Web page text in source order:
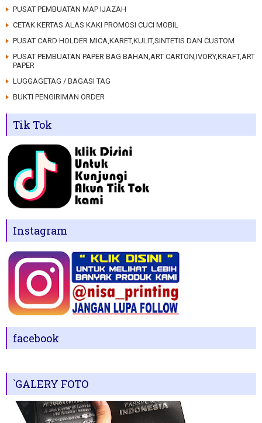
PUSAT PEMBUATAN MAP IJAZAH
CETAK KERTAS ALAS KAKI PROMOSI CUCI MOBIL
PUSAT CARD HOLDER MICA,KARET,KULIT,SINTETIS DAN CUSTOM
PUSAT PEMBUATAN PAPER BAG BAHAN,ART CARTON,IVORY,KRAFT,ART
PAPER
LUGGAGETAG / BAGASI TAG
BUKTI PENGIRIMAN ORDER
Tik Tok
Instagram
facebook
`GALERY FOTO